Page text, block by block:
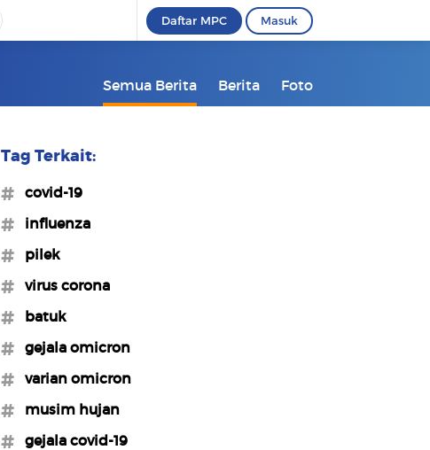
Daftar MPC Masuk
Semua Berita Berita Foto
Tag Terkait:
#covid-19
#influenza
#pilek
#virus corona
#batuk
#gejala omicron
#varian omicron
#musim hujan
#gejala covid-19